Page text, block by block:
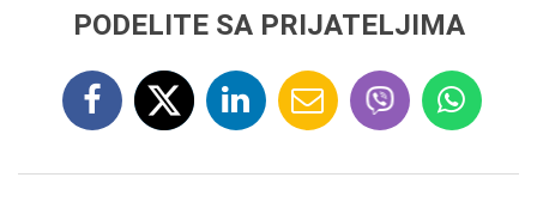
PODELITE SA PRIJATELJIMA